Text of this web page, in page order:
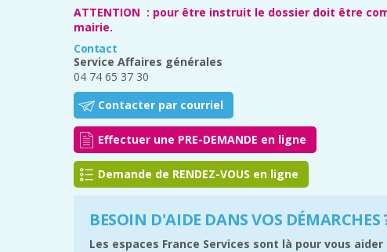
ATTENTION : pour être instruit le dossier doit être
mairie.
Contact
Service Affaires générales
04 74 65 37 30
Contacter par courriel
Effectuer une PRE-DEMANDE en ligne
Demande de RENDEZ-VOUS en ligne
BESOIN D'AIDE DANS VOS DÉMARCHES
Les espaces France Services sont là pour vous